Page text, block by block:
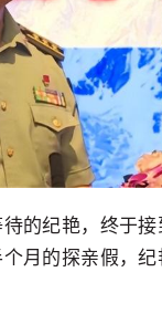
的纪艳，终于接
月的探亲假，